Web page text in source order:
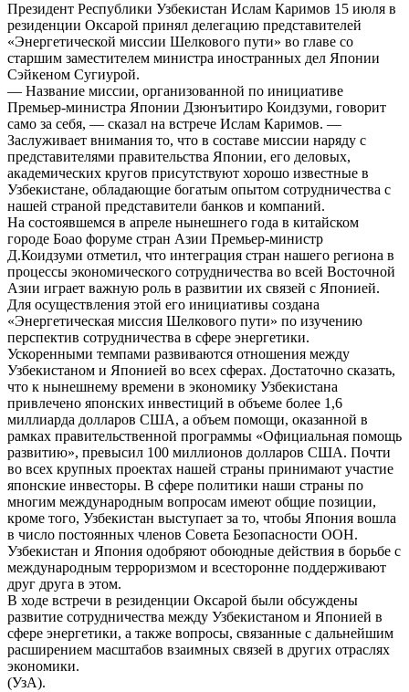
Президент Республики Узбекистан Ислам Каримов 15 июля в
резиденции Оксарой принял делегацию представителей
«Энергетической миссии Шелкового пути» во главе со
старшим заместителем министра иностранных дел Японии
Сэйкеном Сугиурой.
— Название миссии, организованной по инициативе
Премьер-министра Японии Дзюнъитиро Коидзуми, говорит
само за себя, — сказал на встрече Ислам Каримов. —
Заслуживает внимания то, что в составе миссии наряду с
представителями правительства Японии, его деловых,
академических кругов присутствуют хорошо известные в
Узбекистане, обладающие богатым опытом сотрудничества с
нашей страной представители банков и компаний.
На состоявшемся в апреле нынешнего года в китайском
городе Боао форуме стран Азии Премьер-министр
Д.Коидзуми отметил, что интеграция стран нашего региона в
процессы экономического сотрудничества во всей Восточной
Азии играет важную роль в развитии их связей с Японией.
Для осуществления этой его инициативы создана
«Энергетическая миссия Шелкового пути» по изучению
перспектив сотрудничества в сфере энергетики.
Ускоренными темпами развиваются отношения между
Узбекистаном и Японией во всех сферах. Достаточно сказать,
что к нынешнему времени в экономику Узбекистана
привлечено японских инвестиций в объеме более 1,6
миллиарда долларов США, а объем помощи, оказанной в
рамках правительственной программы «Официальная помощь
развитию», превысил 100 миллионов долларов США. Почти
во всех крупных проектах нашей страны принимают участие
японские инвесторы. В сфере политики наши страны по
многим международным вопросам имеют общие позиции,
кроме того, Узбекистан выступает за то, чтобы Япония вошла
в число постоянных членов Совета Безопасности ООН.
Узбекистан и Япония одобряют обоюдные действия в борьбе с
международным терроризмом и всесторонне поддерживают
друг друга в этом.
В ходе встречи в резиденции Оксарой были обсуждены
развитие сотрудничества между Узбекистаном и Японией в
сфере энергетики, а также вопросы, связанные с дальнейшим
расширением масштабов взаимных связей в других отраслях
экономики.
(УзА).